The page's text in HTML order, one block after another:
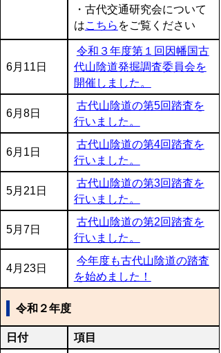
・古代交通研究会について
はこちら をご覧ください
6月11日
令和３年度第１回因幡国古
代山陰道発掘調査委員会を
開催しました。
6月8日
古代山陰道の第5回踏査を
行いました。
6月1日
古代山陰道の第4回踏査を
行いました。
5月21日
古代山陰道の第3回踏査を
行いました。
5月7日
古代山陰道の第2回踏査を
行いました。
4月23日
今年度も古代山陰道の踏査
を始めました！
令和２年度
日付 項目